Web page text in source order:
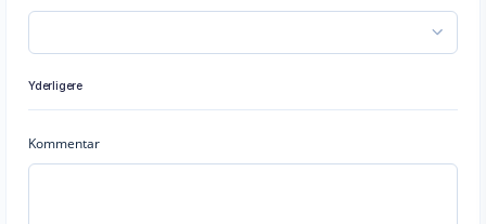
Yderligere
Kommentar